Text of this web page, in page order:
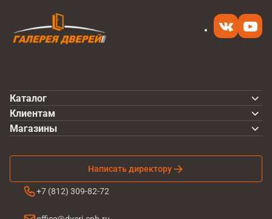
Каталог
Клиентам
Написать директору
+7 (812) 309-82-72
Магазины